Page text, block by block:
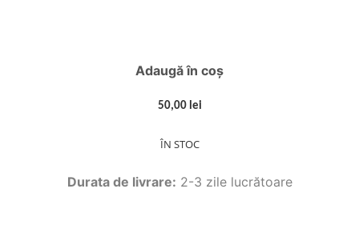
Adaugă în coș
50,00 lei
ÎN STOC
Durata de livrare: 2-3 zile lucrătoare